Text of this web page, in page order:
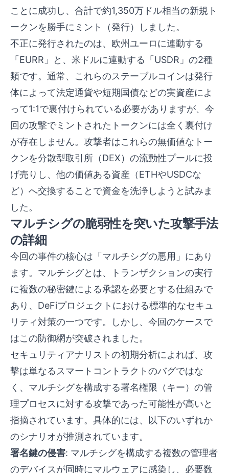
ことに成功し、合計で約1,350万ドル相当の新規ト
ークンを勝手にミント（発行）しました。
不正に発行されたのは、欧州ユーロに連動する
「EURR」と、米ドルに連動する「USDR」の2種
類です。通常、これらのステーブルコインは発行
体によって法定通貨や短期国債などの実資産によ
って1:1で裏付けられている必要がありますが、今
回の攻撃でミントされたトークンには全く裏付け
が存在しません。攻撃者はこれらの無価値なトー
クンを分散型取引所（DEX）の流動性プールに投
げ売りし、他の価値ある資産（ETHやUSDCな
ど）へ交換することで資金を洗浄しようと試みま
した。
マルチシグの脆弱性を突いた攻撃手法
の詳細
今回の事件の核心は「マルチシグの悪用」にあり
ます。マルチシグとは、トランザクションの実行
に複数の秘密鍵による承認を必要とする仕組みで
あり、DeFiプロジェクトにおける標準的なセキュ
リティ対策の一つです。しかし、今回のケースで
はこの防御網が突破されました。
セキュリティアナリストの初期分析によれば、攻
撃は単なるスマートコントラクトのバグではな
く、マルチシグを構成する署名権限（キー）の管
理プロセスに対する攻撃であった可能性が高いと
指摘されています。具体的には、以下のいずれか
のシナリオが推測されています。
署名鍵の侵害: マルチシグを構成する複数の管理者
のデバイスが同時にマルウェアに感染し、必要数